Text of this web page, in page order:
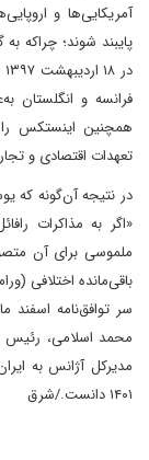
آمریکایی‌ها و
پایبند شوند؛ چراکه
همچنین اینستکس
تعهدات اقتصادی و
در نتیجه آن‌گونه که
«اگر به مذاکرات
ملموسی برای آن
باقی‌مانده اختلافی
محمد اسلامی، رئیس
مدیرکل آژانس به
۱۴۰۱ دانست./شرق